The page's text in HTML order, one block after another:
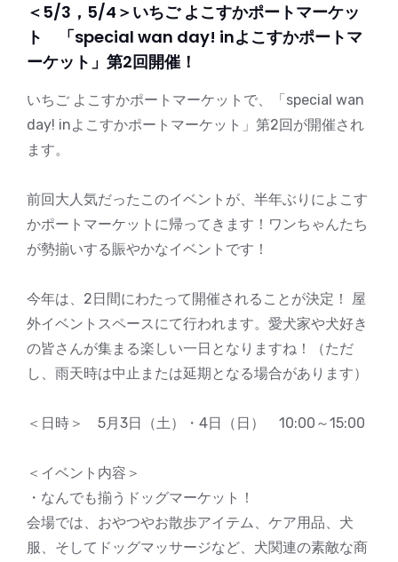
＜5/3，5/4＞いちご よこすかポートマーケッ
ト 「special wan day! inよこすかポートマ
ーケット」第2回開催！
いちご よこすかポートマーケットで、「special wan
day! inよこすかポートマーケット」第2回が開催され
ます。
前回大人気だったこのイベントが、半年ぶりによこす
かポートマーケットに帰ってきます！ワンちゃんたち
が勢揃いする賑やかなイベントです！
今年は、2日間にわたって開催されることが決定！ 屋
外イベントスペースにて行われます。愛犬家や犬好き
の皆さんが集まる楽しい一日となりますね！（ただ
し、雨天時は中止または延期となる場合があります）
＜日時＞ 5月3日（土）・4日（日） 10:00～15:00
＜イベント内容＞
・なんでも揃うドッグマーケット！
会場では、おやつやお散歩アイテム、ケア用品、犬
服、そしてドッグマッサージなど、犬関連の素敵な商